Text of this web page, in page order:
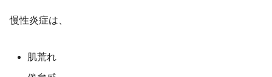
慢性炎症は、
肌荒れ